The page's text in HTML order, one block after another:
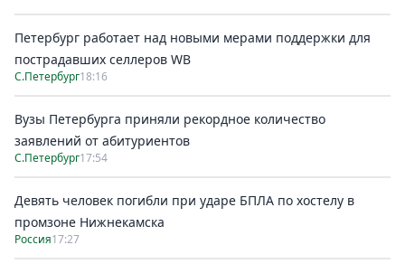
Петербург работает над новыми мерами поддержки для
пострадавших селлеров WB
С.Петербург18:16
Вузы Петербурга приняли рекордное количество
заявлений от абитуриентов
С.Петербург17:54
Девять человек погибли при ударе БПЛА по хостелу в
промзоне Нижнекамска
Россия17:27